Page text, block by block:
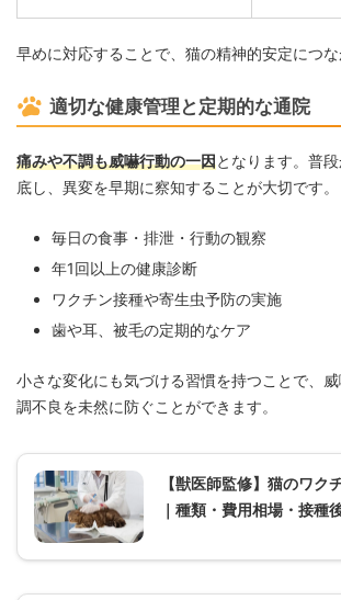
早めに対応することで、猫の精神的安定につな
適切な健康管理と定期的な通院
痛みや不調も威嚇行動の一因となります。普
底し、異変を早期に察知することが大切です。
毎日の食事・排泄・行動の観察
年1回以上の健康診断
ワクチン接種や寄生虫予防の実施
歯や耳、被毛の定期的なケア
小さな変化にも気づける習慣を持つことで、
調不良を未然に防ぐことができます。
【獣医師監修】猫のワク
｜種類・費用相場・接種